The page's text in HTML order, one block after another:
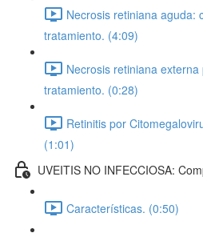
Necrosis retiniana aguda:
tratamiento. (4:09)
Necrosis retiniana
tratamiento. (0:28)
Retinitis por
(1:01)
UVEITIS NO INFECCIOSA:
Características. (0:50)